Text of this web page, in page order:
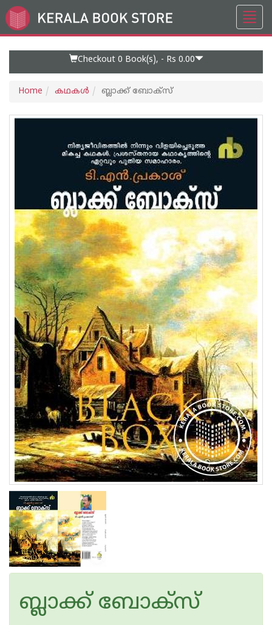
Go
to
Checkout 0 Book(s), - Rs 0.00
Home കഥകള്‍ ബ്ലാക്ക് ബോക്സ്
ബ്ലാക്ക് ബോക്സ്